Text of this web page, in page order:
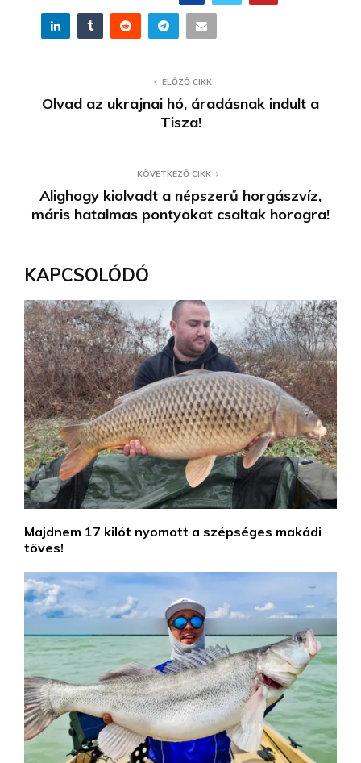
ELŐZŐ CIKK
Olvad az ukrajnai hó, áradásnak indult a
Tisza!
KÖVETKEZŐ CIKK
Alighogy kiolvadt a népszerű horgászvíz,
máris hatalmas pontyokat csaltak horogra!
KAPCSOLÓDÓ
Majdnem 17 kilót nyomott a szépséges makádi
töves!